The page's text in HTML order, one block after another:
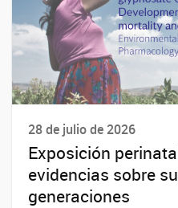
28 de julio de 2026
Exposición
evidencias sobre
generaciones